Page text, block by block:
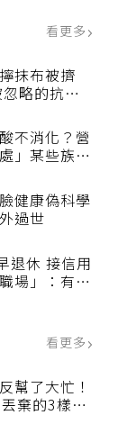
看更多
抹布被擠
略的抗老
不消化？營
」某些族群
健康偽科學
過世
退休 接信用
場」：有錢
幫了大忙！
棄的3樣物